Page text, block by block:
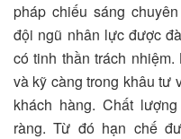
pháp chiếu sáng
đội ngũ nhân lực được
có tinh thần trách
và kỹ càng trong khâu tư
khách hàng. Chất
ràng. Từ đó hạn chế